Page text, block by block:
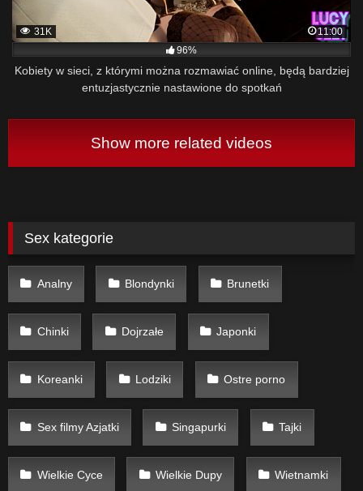
31K
11:00
96%
Kobiety w sieci, z którymi można rozmawiać online, będą bardziej
entuzjastycznie nastawione do spotkań
Show more related videos
Sex kategorie
Analny Blondynki Brunetki
Chinki Dojrzałe Japonki
Koreanki Lodziki Ostre porno
Sex filmy Azjatki Singapurki Tajki
Wielkie Cyce Wielkie Dupy Wietnamki